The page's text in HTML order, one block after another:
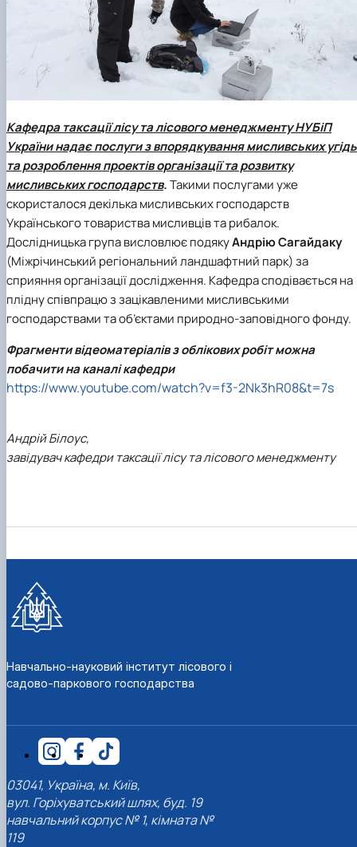
Кафедра таксації лісу та лісового менеджментуНУБіП
Українинадає послуги з впорядкування мисливських угідь
та розроблення проектів організації та розвитку
мисливських господарств.Такими послугами уже
скористалося декілька мисливських господарств
Українського товариства мисливців та рибалок.
Дослідницька група висловлює подякуАндрію Сагайдаку
(Міжрічинський регіональний ландшафтний парк) за
сприяння організації дослідження. Кафедра сподівається на
плідну співпрацю з зацікавленими мисливськими
господарствами та об’єктами природно-заповідного фонду.
Фрагменти відеоматеріалів з облікових робіт можна
побачити на каналі кафедри
https://www.youtube.com/watch?v=f3-2Nk3hR08&t=7s
Андрій Білоус,
завідувач кафедри таксації лісу та лісового менеджменту
Навчально-науковий інститут лісового і
садово-паркового господарства
03041, Україна, м. Київ,
вул. Горіхуватський шлях, буд. 19
навчальний корпус № 1, кімната №
119